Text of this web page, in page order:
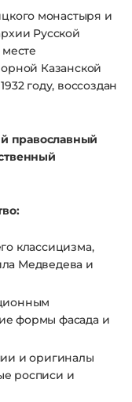
монастыря и
Русской
Казанской
1932 году, воссоздан
православный
классицизма,
Медведева и
формы фасада и
и оригиналы
росписи и